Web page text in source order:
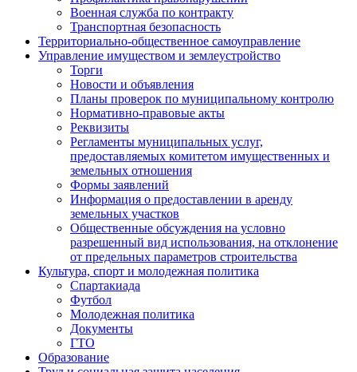
Военная служба по контракту
Транспортная безопасность
Территориально-общественное самоуправление
Управление имуществом и землеустройство
Торги
Новости и объявления
Планы проверок по муниципальному контролю
Нормативно-правовые акты
Реквизиты
Регламенты муниципальных услуг,
предоставляемых комитетом имущественных и
земельных отношения
Формы заявлений
Информация о предоставлении в аренду
земельных участков
Общественные обсуждения на условно
разрешенный вид использования, на отклонение
от предельных параметров строительства
Культура, спорт и молодежная политика
Спартакиада
Футбол
Молодежная политика
Документы
ГТО
Образование